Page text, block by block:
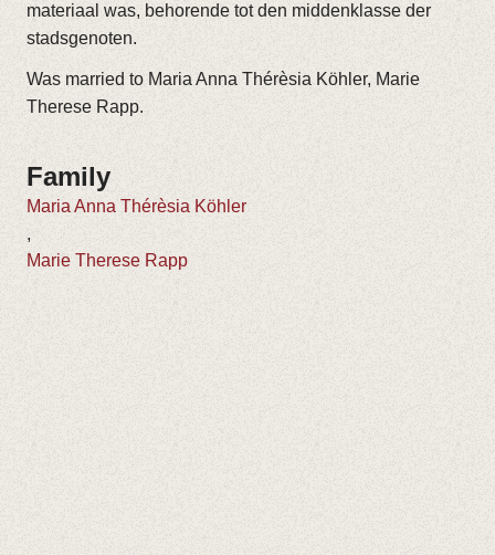
materiaal was, behorende tot den middenklasse der
stadsgenoten.
Was married to Maria Anna Thérèsia Köhler, Marie
Therese Rapp.
Family
Maria Anna Thérèsia Köhler
,
Marie Therese Rapp